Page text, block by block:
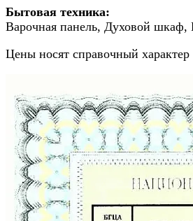
Бытовая техника:
Варочная панель, Духовой
Цены носят справочный характер